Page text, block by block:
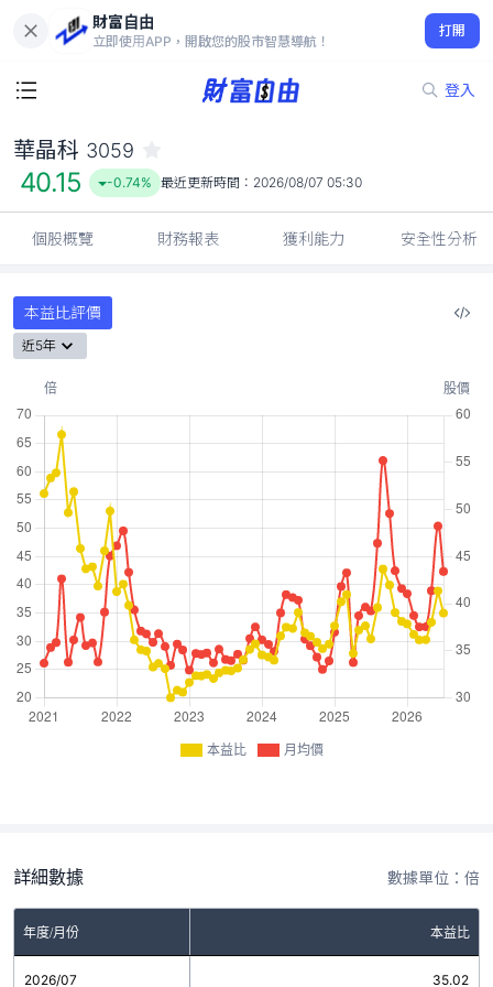
財富自由
立即使用APP，開啟您的股市智慧導航！
打開
登入
40.15
-0.74%
華晶科 3059
40.15 -0.74% 最近更新時間： 2026/08/07 05:30
個股概覽 財務報表 獲利能力 安全性分析
本益比評價
近5年
本益比 月均價
詳細數據 數據單位：倍
年度/月份 本益比
2026/07 35.02